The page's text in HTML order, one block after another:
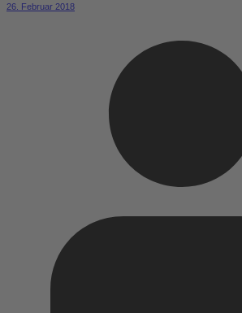
26. Februar 2018